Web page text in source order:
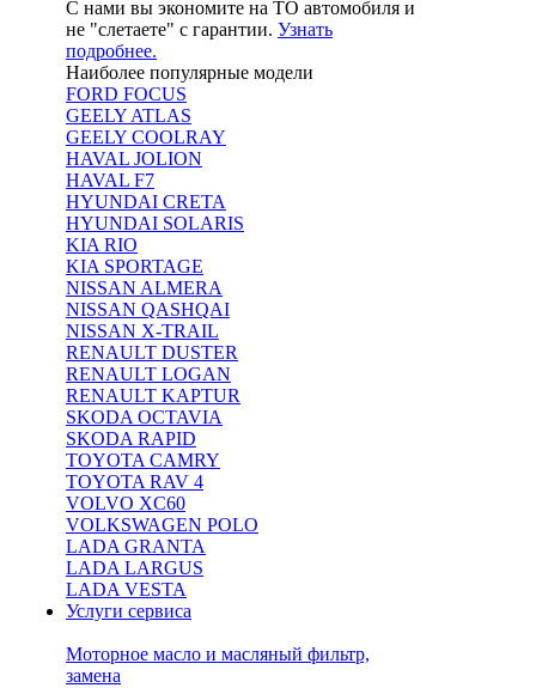
С нами вы экономите на ТО автомобиля и
не "слетаете" с гарантии. Узнать
подробнее.
Наиболее популярные модели
FORD FOCUS
GEELY ATLAS
GEELY COOLRAY
HAVAL JOLION
HAVAL F7
HYUNDAI CRETA
HYUNDAI SOLARIS
KIA RIO
KIA SPORTAGE
NISSAN ALMERA
NISSAN QASHQAI
NISSAN X-TRAIL
RENAULT DUSTER
RENAULT LOGAN
RENAULT KAPTUR
SKODA OCTAVIA
SKODA RAPID
TOYOTA CAMRY
TOYOTA RAV 4
VOLVO XC60
VOLKSWAGEN POLO
LADA GRANTA
LADA LARGUS
LADA VESTA
Услуги сервиса
Моторное масло и масляный фильтр,
замена